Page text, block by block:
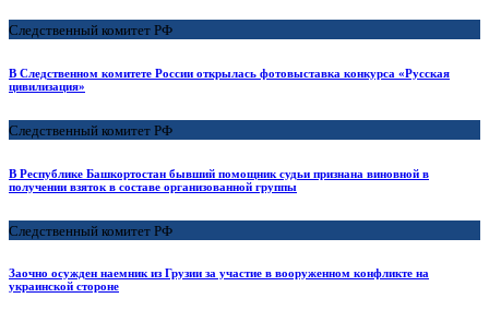
Следственный комитет РФ
В Следственном комитете России открылась фотовыставка конкурса «Русская
цивилизация»
Следственный комитет РФ
В Республике Башкортостан бывший помощник судьи признана виновной в
получении взяток в составе организованной группы
Следственный комитет РФ
Заочно осужден наемник из Грузии за участие в вооруженном конфликте на
украинской стороне